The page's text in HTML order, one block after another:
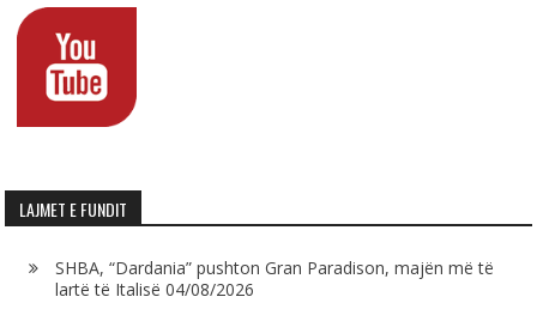
LAJMET E FUNDIT
SHBA, “Dardania” pushton Gran Paradison, majën më të
lartë të Italisë 04/08/2026